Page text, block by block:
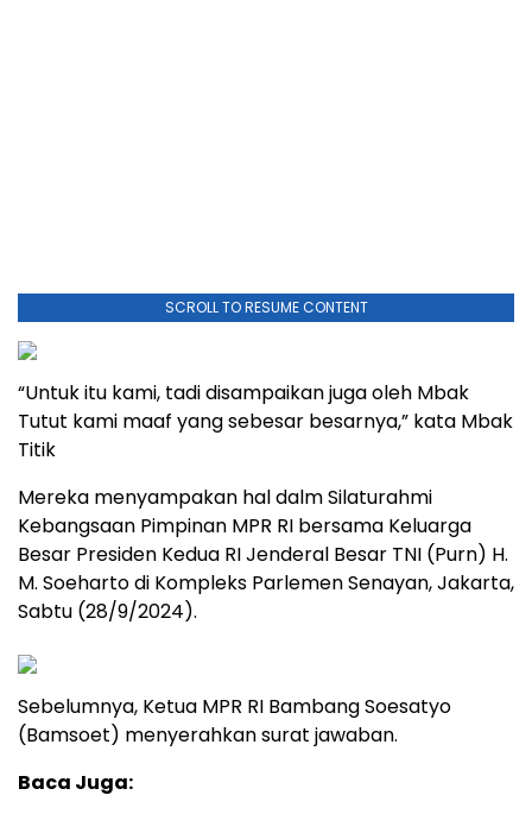
SCROLL TO RESUME CONTENT
“Untuk itu kami, tadi disampaikan juga oleh Mbak
Tutut kami maaf yang sebesar besarnya,” kata Mbak
Titik
Mereka menyampakan hal dalm Silaturahmi
Kebangsaan Pimpinan MPR RI bersama Keluarga
Besar Presiden Kedua RI Jenderal Besar TNI (Purn) H.
M. Soeharto di Kompleks Parlemen Senayan, Jakarta,
Sabtu (28/9/2024).
Sebelumnya, Ketua MPR RI Bambang Soesatyo
(Bamsoet) menyerahkan surat jawaban.
Baca Juga: